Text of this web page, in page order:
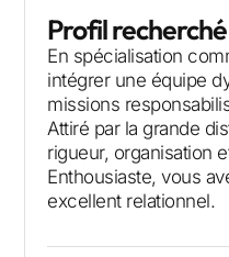
Profil recherché
En spécialisation
intégrer une équipe
missions
Attiré par la grande
rigueur, organisation
Enthousiaste, vous
excellent relationnel.